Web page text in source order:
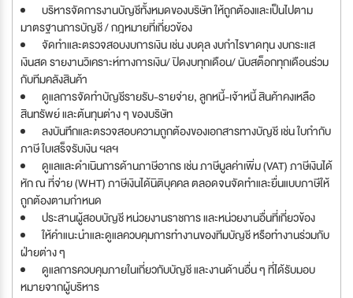
บริหารจัดการงานบัญชีทั้งหมดของบริษัท ให้ถูกต้องและเป็นไปตาม
มาตรฐานการบัญชี / กฎหมายที่เกี่ยวข้อง
จัดทำและตรวจสอบงบการเงิน เช่น งบดุล งบกำไรขาดทุน งบกระแส
เงินสด รายงานวิเคราะห์ทางการเงิน/ ปิดงบทุกเดือน/ นับสต็อกทุกเดือนร่วม
กับทีมคลังสินค้า
ดูแลการจัดทำบัญชีรายรับ-รายจ่าย, ลูกหนี้-เจ้าหนี้ สินค้าคงเหลือ
สินทรัพย์ และต้นทุนต่าง ๆ ของบริษัท
ลงบันทึกและตรวจสอบความถูกต้องของเอกสารทางบัญชี เช่น ใบกำกับ
ภาษี ใบเสร็จรับเงิน ฯลฯ
ดูแลและดำเนินการด้านภาษีอากร เช่น ภาษีมูลค่าเพิ่ม (VAT) ภาษีเงินได้
หัก ณ ที่จ่าย (WHT) ภาษีเงินได้นิติบุคคล ตลอดจนจัดทำและยื่นแบบภาษีให้
ถูกต้องตามกำหนด
ประสานผู้สอบบัญชี หน่วยงานราชการ และหน่วยงานอื่นที่เกี่ยวข้อง
ให้คำแนะนำและดูแลควบคุมการทำงานของทีมบัญชี หรือทำงานร่วมกับ
ฝ่ายต่าง ๆ
ดูแลการควบคุมภายในเกี่ยวกับบัญชี และงานด้านอื่น ๆ ที่ได้รับมอบ
หมายจากผู้บริหาร